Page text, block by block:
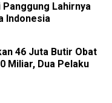
Lahirnya
Indonesia
46 Juta Butir Obat
Miliar, Dua Pelaku